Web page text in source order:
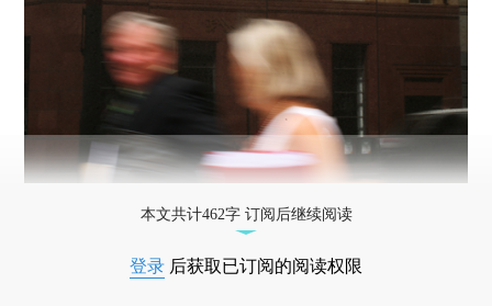
本文共计462字 订阅后继续阅读
登录 后获取已订阅的阅读权限